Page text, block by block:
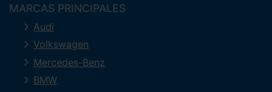
MARCAS PRINCIPALES
Audi
Volkswagen
Mercedes-Benz
BMW